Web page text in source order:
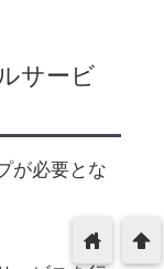
サービ
が必要とな
arrowup
home